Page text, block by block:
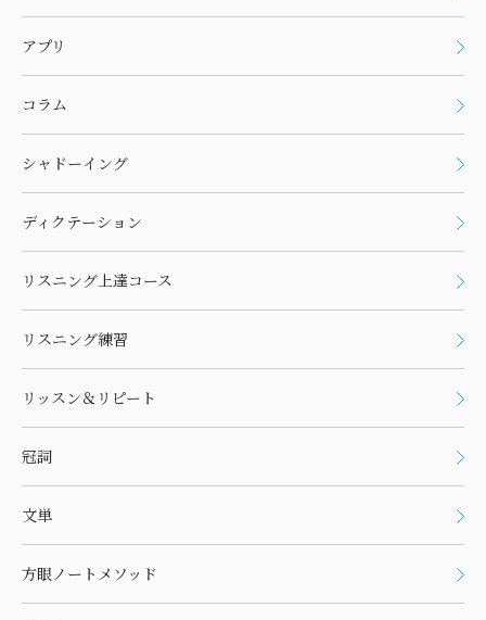
アプリ
コラム
シャドーイング
ディクテーション
リスニング上達コース
リスニング練習
リッスン＆リピート
冠詞
文単
方眼ノートメソッド